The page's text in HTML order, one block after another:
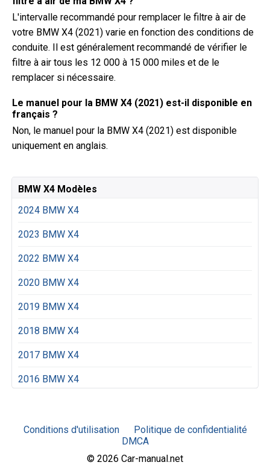
L'intervalle recommandé pour remplacer le filtre à air de
votre BMW X4 (2021) varie en fonction des conditions de
conduite. Il est généralement recommandé de vérifier le
filtre à air tous les 12 000 à 15 000 miles et de le
remplacer si nécessaire.
Le manuel pour la BMW X4 (2021) est-il disponible en
français ?
Non, le manuel pour la BMW X4 (2021) est disponible
uniquement en anglais.
BMW X4 Modèles
2024 BMW X4
2023 BMW X4
2022 BMW X4
2020 BMW X4
2019 BMW X4
2018 BMW X4
2017 BMW X4
2016 BMW X4
Conditions d'utilisation
Politique de confidentialité
DMCA
© 2026 Car-manual.net